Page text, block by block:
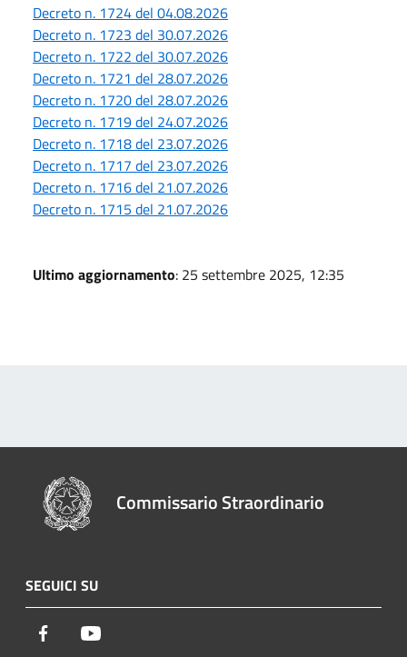
Decreto n. 1724 del 04.08.2026
Decreto n. 1723 del 30.07.2026
Decreto n. 1722 del 30.07.2026
Decreto n. 1721 del 28.07.2026
Decreto n. 1720 del 28.07.2026
Decreto n. 1719 del 24.07.2026
Decreto n. 1718 del 23.07.2026
Decreto n. 1717 del 23.07.2026
Decreto n. 1716 del 21.07.2026
Decreto n. 1715 del 21.07.2026
Ultimo aggiornamento: 25 settembre 2025, 12:35
Commissario Straordinario
SEGUICI SU
Facebook